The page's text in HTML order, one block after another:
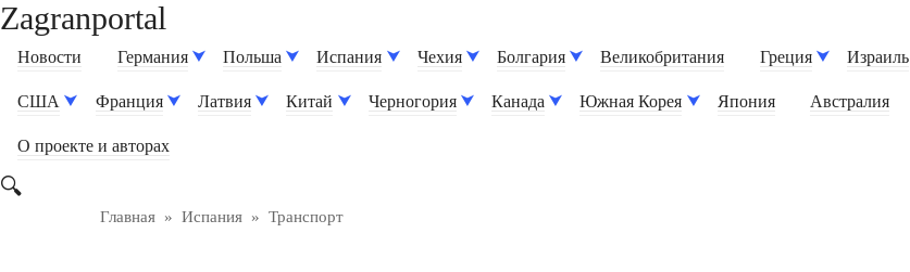
Перейти
Zagranportal
Новости Германия Польша Испания Чехия Болгария Великобритания Греция Израиль
США Франция Латвия Китай Черногория Канада Южная Корея Япония Австралия
О проекте и авторах
Главная » Испания » Транспорт